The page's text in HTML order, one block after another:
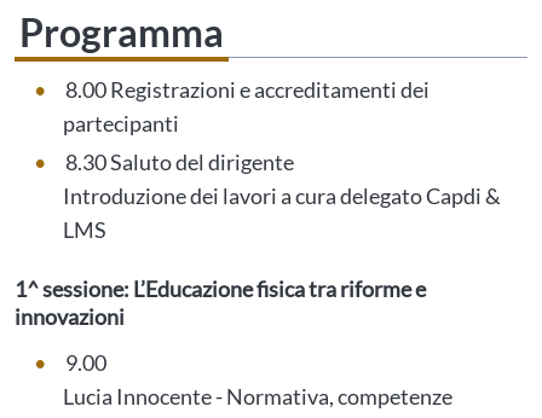
Programma
8.00 Registrazioni e accreditamenti dei
partecipanti
8.30 Saluto del dirigente
Introduzione dei lavori a cura delegato Capdi &
LMS
1^ sessione: L’Educazione fisica tra riforme e
innovazioni
9.00
Lucia Innocente - Normativa, competenze